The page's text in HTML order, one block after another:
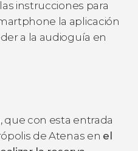
instrucciones para
la aplicación
a la audioguía en
que con esta entrada
de Atenas en el